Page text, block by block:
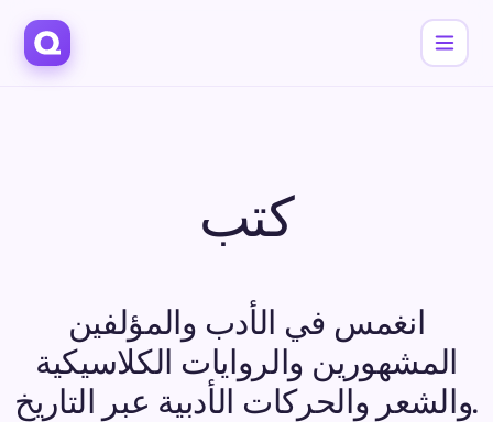
كتب
انغمس في الأدب والمؤلفين
المشهورين والروايات الكلاسيكية
والشعر والحركات الأدبية عبر التاريخ.